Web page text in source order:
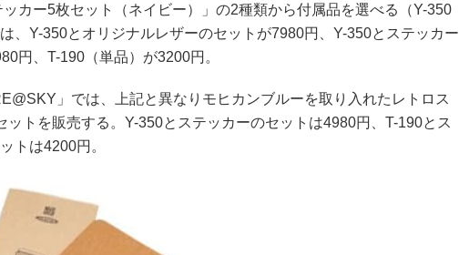
ッカー5枚セット（ネイビー）」の2種類から付属品を選べる（Y-350
、Y-350とオリジナルレザーのセットが7980円、Y-350とステッカー
円、T-190（単品）が3200円。
」では、上記と異なりモヒカンブルーを取り入れたレトロス
ットを販売する。Y-350とステッカーのセットは4980円、T-190とス
トは4200円。